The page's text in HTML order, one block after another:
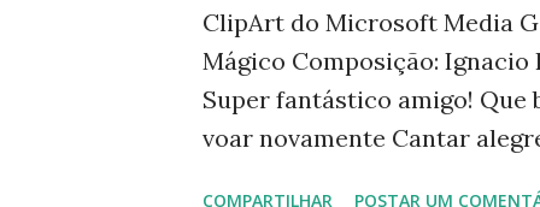
"cidade velha" e "cidade
ClipArt do Microsoft Media
Mágico Composição:
Super fantástico amigo! Que
voar novamente Cantar
COMPARTILHAR POSTAR UM